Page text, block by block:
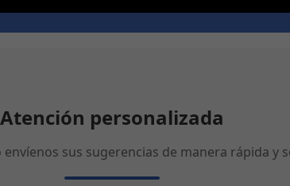
Atención personalizada
sus sugerencias de manera rápida y